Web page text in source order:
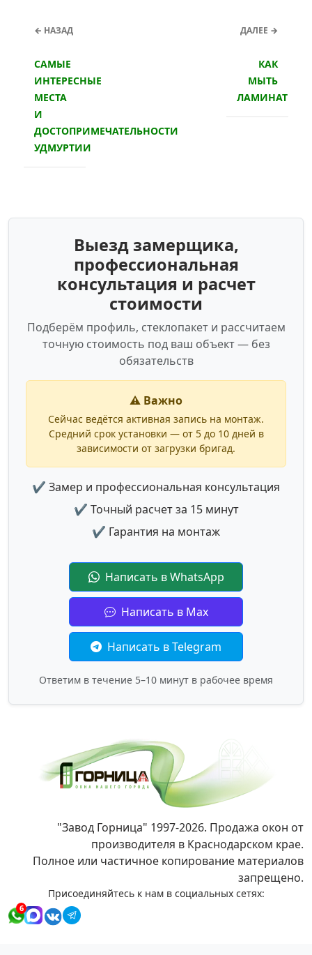
← НАЗАД
САМЫЕ
ИНТЕРЕСНЫЕ
МЕСТА
И
ДОСТОПРИМЕЧАТЕЛЬНОСТИ
УДМУРТИИ
ДАЛЕЕ →
КАК
МЫТЬ
ЛАМИНАТ
Выезд замерщика,
профессиональная
консультация и расчет
стоимости
Подберём профиль, стеклопакет и рассчитаем
точную стоимость под ваш объект — без
обязательств
⚠️ Важно
Сейчас ведётся активная запись на монтаж.
Средний срок установки — от 5 до 10 дней в
зависимости от загрузки бригад.
✔ Замер и профессиональная консультация
✔ Точный расчет за 15 минут
✔ Гарантия на монтаж
Написать в WhatsApp
Написать в Max
Написать в Telegram
Ответим в течение 5–10 минут в рабочее время
"Завод Горница" 1997-2026. Продажа окон от
производителя в Краснодарском крае.
Полное или частичное копирование материалов
запрещено.
Присоединяйтесь к нам в социальных сетях:
6